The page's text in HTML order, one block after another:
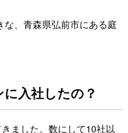
、青森県弘前市にある庭
入社したの？
ました。数にして10社以